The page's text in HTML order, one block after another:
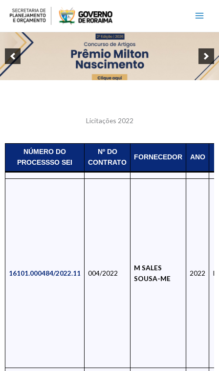
para
conteúdo
Licitações 2022
NÚMERO DO
PROCESSSO SEI
Nº DO
CONTRATO
FORNECEDOR ANO
16101.000484/2022.11 004/2022
M SALES
SOUSA-ME
2022